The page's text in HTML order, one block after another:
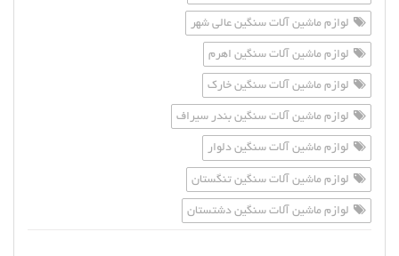
لوازم ماشین آلات سنگین عالی شهر
لوازم ماشین آلات سنگین اهرم
لوازم ماشین آلات سنگین خارک
لوازم ماشین آلات سنگین بندر سیراف
لوازم ماشین آلات سنگین دلوار
لوازم ماشین آلات سنگین تنگستان
لوازم ماشین آلات سنگین دشتستان